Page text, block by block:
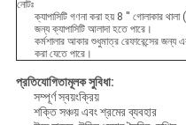
নোটঃ
ক্যাপাসিটি গণনা করা হয় 8 ′′ গোলাকার
জন্য ক্যাপাসিটি আলাদা হতে পারে।
কর্মশালার আকার শুধুমাত্র রেফারেন্সের জন্য
করা যেতে পারে।
প্রতিযোগিতামূলক সুবিধা:
সম্পূর্ণ স্বয়ংক্রিয়
শক্তি সঞ্চয় এবং শ্রমের ব্যবহার